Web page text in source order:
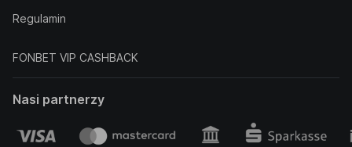
Regulamin
FONBET VIP CASHBACK
Nasi partnerzy